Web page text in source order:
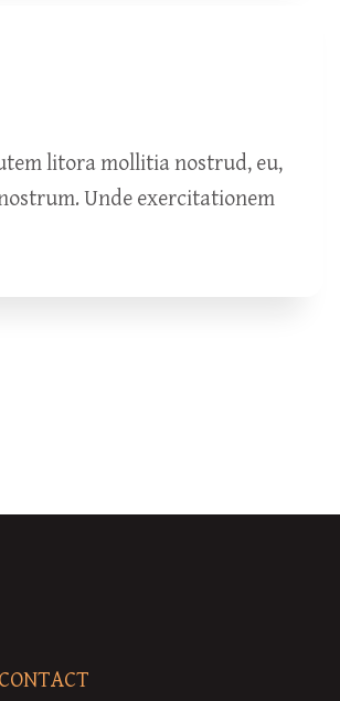
litora mollitia nostrud, eu,
Unde exercitationem
CONTACT